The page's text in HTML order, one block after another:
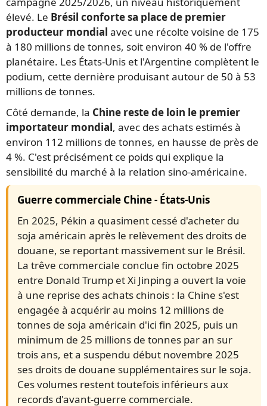
élevé. Le Brésil conforte sa place de premier
producteur mondial avec une récolte voisine de 175
à 180 millions de tonnes, soit environ 40 % de l'offre
planétaire. Les États-Unis et l'Argentine complètent le
podium, cette dernière produisant autour de 50 à 53
millions de tonnes.
Côté demande, la Chine reste de loin le premier
importateur mondial, avec des achats estimés à
environ 112 millions de tonnes, en hausse de près de
4 %. C'est précisément ce poids qui explique la
sensibilité du marché à la relation sino-américaine.
Guerre commerciale Chine - États-Unis
En 2025, Pékin a quasiment cessé d'acheter du
soja américain après le relèvement des droits de
douane, se reportant massivement sur le Brésil.
La trêve commerciale conclue fin octobre 2025
entre Donald Trump et Xi Jinping a ouvert la voie
à une reprise des achats chinois : la Chine s'est
engagée à acquérir au moins 12 millions de
tonnes de soja américain d'ici fin 2025, puis un
minimum de 25 millions de tonnes par an sur
trois ans, et a suspendu début novembre 2025
ses droits de douane supplémentaires sur le soja.
Ces volumes restent toutefois inférieurs aux
records d'avant-guerre commerciale.